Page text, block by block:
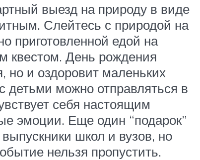
выезд на природу в виде
Слейтесь с природой на
приготовленной едой на
квестом. День рождения
но и оздоровит маленьких
можно отправляться в
себя настоящим
эмоции. Еще один “подарок”
школ и вузов, но
нельзя пропустить.